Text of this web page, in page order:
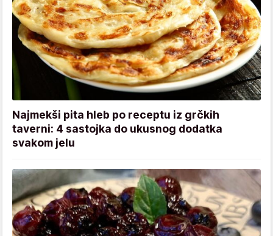
Najmekši pita hleb po receptu iz grčkih
taverni: 4 sastojka do ukusnog dodatka
svakom jelu